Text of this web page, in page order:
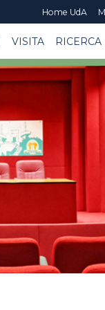
Home UdA
VISITA RICERCA